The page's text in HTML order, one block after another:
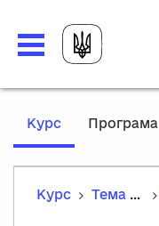
Курс,
Програма
Курс Тема 2. Лексика та лексикологія